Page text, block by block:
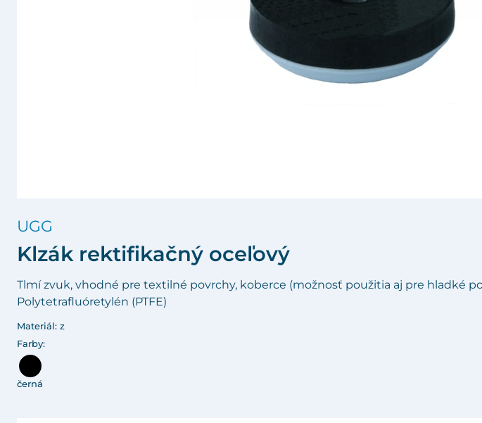
UGG
Klzák rektifikačný oceľový
Tlmí zvuk, vhodné pre textilné povrchy, koberce (možnosť použitia aj pre hladké
Polytetrafluóretylén (PTFE)
Materiál: z
Farby:
černá